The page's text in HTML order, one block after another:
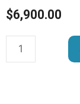
$6,900.00